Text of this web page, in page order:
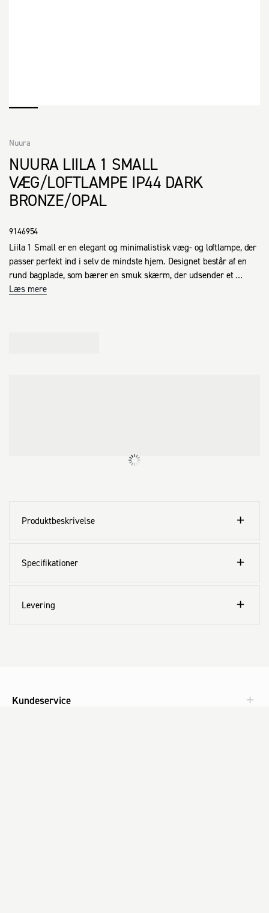
NUURA LIILA 1 SMALL
VÆG/LOFTLAMPE IP44 DARK
BRONZE/OPAL
Nuura
9146954
Liila 1 Small er en elegant og minimalistisk væg- og loftlampe, der
passer perfekt ind i selv de mindste hjem. Designet består af en
rund bagplade, som bærer en smuk skærm, der udsender et
behageligt lys. Lampen er ideel som loftbelysning i de mørke
Læs mere
Produktbeskrivelse
Specifikationer
Levering
Kundeservice